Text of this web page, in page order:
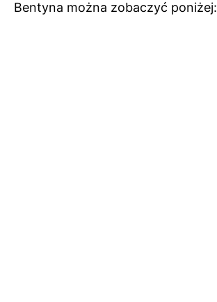
Bentyna można zobaczyć poniżej: